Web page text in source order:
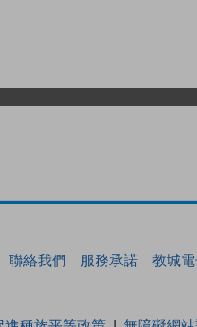
聯絡我們 服務承諾 教城